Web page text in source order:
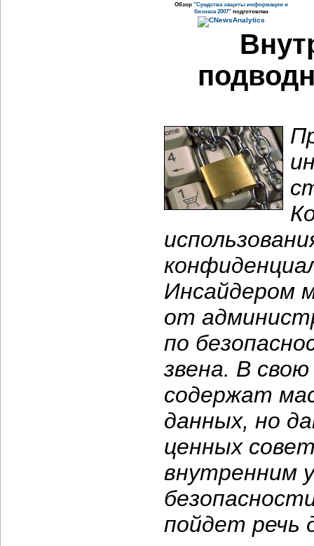
Обзор "Средства защиты информации и
бизнеса 2007"подготовлен
Инсайдером
от
по
звена. В
содержат
данных, но
ценных
внутренним
пойдет речь